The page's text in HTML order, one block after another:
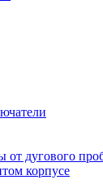
от дугового
корпусе